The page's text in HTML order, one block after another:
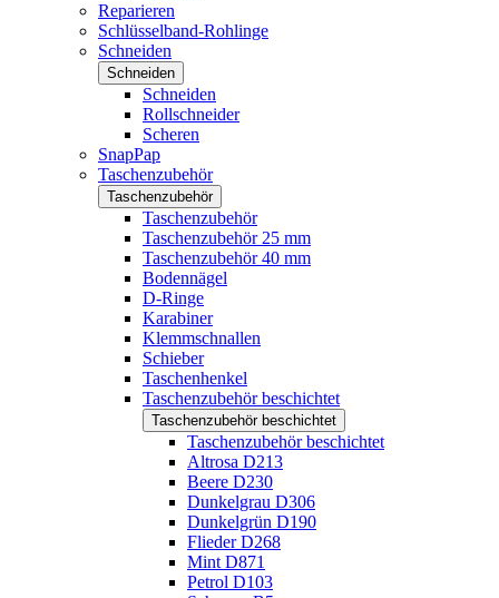
Reparieren
Schlüsselband-Rohlinge
Schneiden
Schneiden
Schneiden
Rollschneider
Scheren
SnapPap
Taschenzubehör
Taschenzubehör
Taschenzubehör
Taschenzubehör 25 mm
Taschenzubehör 40 mm
Bodennägel
D-Ringe
Karabiner
Klemmschnallen
Schieber
Taschenhenkel
Taschenzubehör beschichtet
Taschenzubehör beschichtet
Taschenzubehör beschichtet
Altrosa D213
Beere D230
Dunkelgrau D306
Dunkelgrün D190
Flieder D268
Mint D871
Petrol D103